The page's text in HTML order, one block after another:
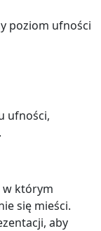
poziom ufności
ufności,
w którym
się mieści.
aby